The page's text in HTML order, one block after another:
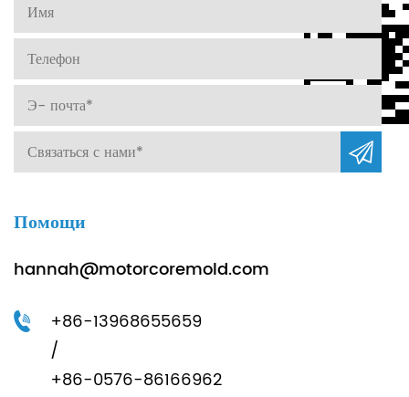
Помощи
hannah@motorcoremold.com
+86-13968655659
/
+86-0576-86166962